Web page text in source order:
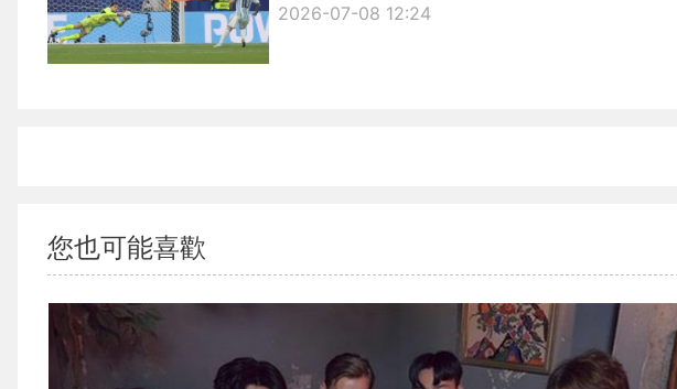
2026-07-08 12:24
您也可能喜歡